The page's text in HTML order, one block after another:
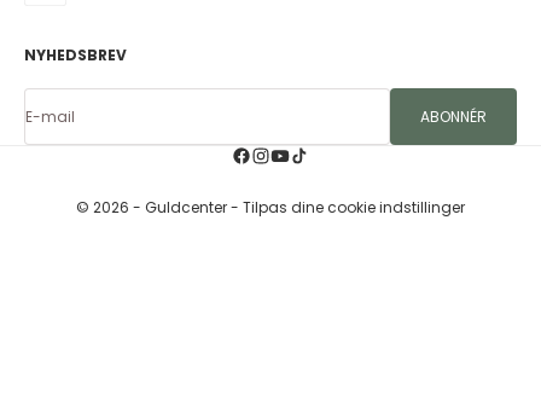
NYHEDSBREV
E-mail ABONNÉR
© 2026 - Guldcenter- Tilpas dine cookie indstillinger